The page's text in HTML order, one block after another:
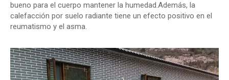
bueno para el cuerpo mantener la humedad.Además, la
calefacción por suelo radiante tiene un efecto positivo en el
reumatismo y el asma.